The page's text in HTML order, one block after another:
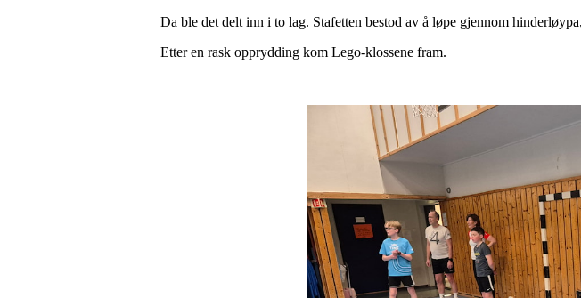
Da ble det delt inn i to lag. Stafetten bestod av å løpe gjennom
Etter en rask opprydding kom Lego-klossene fram.